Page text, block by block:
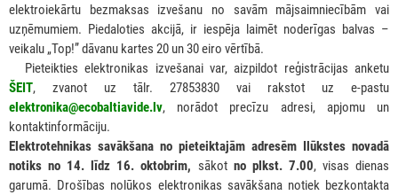
elektroiekārtu bezmaksas izvešanu no savām mājsaimniecībām vai
uzņēmumiem. Piedaloties akcijā, ir iespēja laimēt noderīgas balvas –
veikalu „Top!” dāvanu kartes 20 un 30 eiro vērtībā.
Pieteikties elektronikas izvešanai var, aizpildot reģistrācijas anketu
ŠEIT, zvanot uz tālr. 27853830 vai rakstot uz e-pastu
elektronika@ecobaltiavide.lv, norādot precīzu adresi, apjomu un
kontaktinformāciju.
Elektrotehnikas savākšana no pieteiktajām adresēm Ilūkstes novadā
notiks no 14. līdz 16. oktobrim, sākot no plkst. 7.00, visas dienas
garumā. Drošības nolūkos elektronikas savākšana notiek bezkontakta